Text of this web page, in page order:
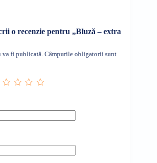
o recenzie pentru „Bluză – extra
va fi publicată.Câmpurile obligatorii sunt